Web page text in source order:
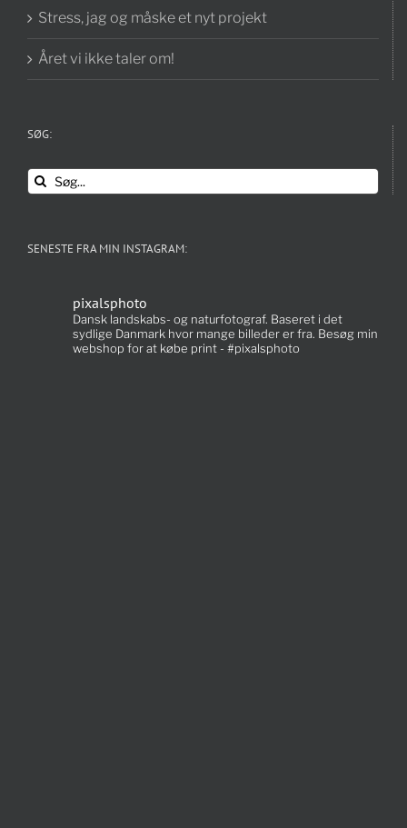
Stress, jag og måske et nyt projekt
Året vi ikke taler om!
SØG:
Søg
efter:
SENESTE FRA MIN INSTAGRAM:
pixalsphoto
Dansk landskabs- og naturfotograf. Baseret i det
sydlige Danmark hvor mange billeder er fra. Besøg min
webshop for at købe print - #pixalsphoto